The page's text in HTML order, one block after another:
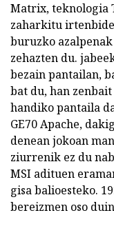
Matrix, teknologia
zaharkitu
buruzko
zehazten du.
bezain pantailan,
bat du, han
handiko pantaila
GE70 Apache,
denean jokoan
ziurrenik ez du
MSI adituen
gisa balioesteko.
bereizmen oso